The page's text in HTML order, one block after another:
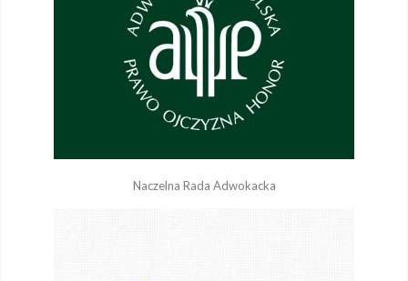
Naczelna Rada Adwokacka